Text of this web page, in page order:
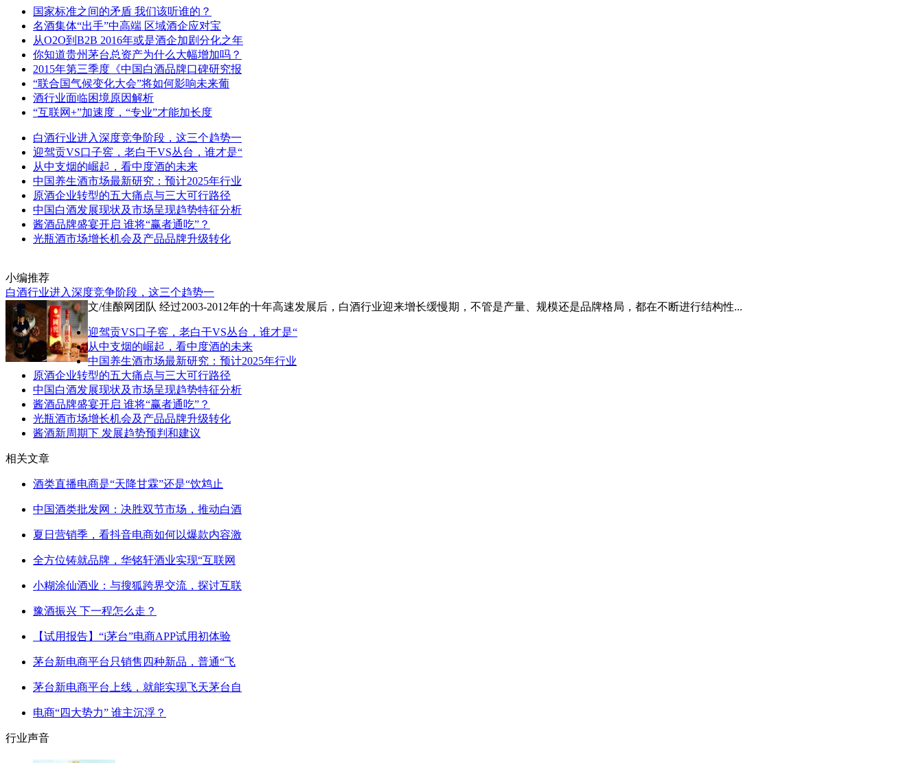
国家标准之间的矛盾 我们该听谁的？
名酒集体“出手”中高端 区域酒企应对宝
从O2O到B2B 2016年或是酒企加剧分化之年
你知道贵州茅台总资产为什么大幅增加吗？
2015年第三季度《中国白酒品牌口碑研究报
“联合国气候变化大会”将如何影响未来葡
酒行业面临困境原因解析
“互联网+”加速度，“专业”才能加长度
白酒行业进入深度竞争阶段，这三个趋势一
迎驾贡VS口子窖，老白干VS丛台，谁才是“
从中支烟的崛起，看中度酒的未来
中国养生酒市场最新研究：预计2025年行业
原酒企业转型的五大痛点与三大可行路径
中国白酒发展现状及市场呈现趋势特征分析
酱酒品牌盛宴开启 谁将“赢者通吃”？
光瓶酒市场增长机会及产品品牌升级转化
小编推荐
白酒行业进入深度竞争阶段，这三个趋势一
文/佳酿网团队 经过2003-2012年的十年高速发展后，白酒行业迎来增长缓慢期，不管是产量、规模还是品牌格局，都在不断进行结构性...
迎驾贡VS口子窖，老白干VS丛台，谁才是“
从中支烟的崛起，看中度酒的未来
中国养生酒市场最新研究：预计2025年行业
原酒企业转型的五大痛点与三大可行路径
中国白酒发展现状及市场呈现趋势特征分析
酱酒品牌盛宴开启 谁将“赢者通吃”？
光瓶酒市场增长机会及产品品牌升级转化
酱酒新周期下 发展趋势预判和建议
相关文章
酒类直播电商是“天降甘霖”还是“饮鸩止
中国酒类批发网：决胜双节市场，推动白酒
夏日营销季，看抖音电商如何以爆款内容激
全方位铸就品牌，华铭轩酒业实现“互联网
小糊涂仙酒业：与搜狐跨界交流，探讨互联
豫酒振兴 下一程怎么走？
【试用报告】“i茅台”电商APP试用初体验
茅台新电商平台只销售四种新品，普通“飞
茅台新电商平台上线，就能实现飞天茅台自
电商“四大势力” 谁主沉浮？
行业声音